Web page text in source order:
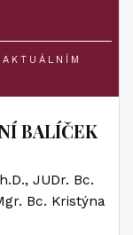
BALÍČEK
JUDr. Bc.
Bc. Kristýna